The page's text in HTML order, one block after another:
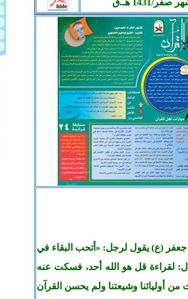
صفر/1431 هـ.ق
(ع) يقول لرجل: «أتحب البقاء في
لقراءة قل هو الله أحد، فسكت عنه
أوليائنا وشيعتنا ولم يحسن القرآن